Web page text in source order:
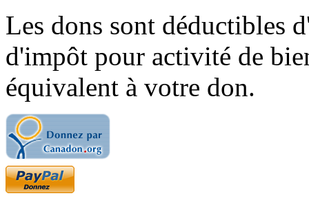
Les dons sont déductibles
d'impôt pour activité de
équivalent à votre don.